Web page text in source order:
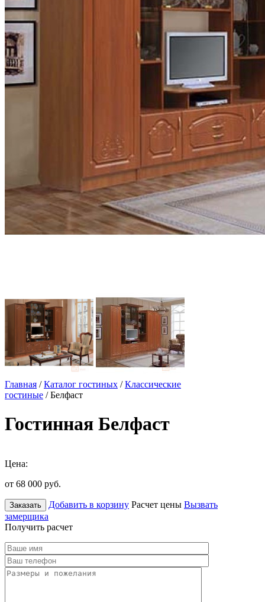
Главная /Каталог гостиных /Классические
гостиные / Белфаст
Гостинная Белфаст
Цена:
от 68 000 руб.
Заказать Добавить в корзину Расчет цены Вызвать
замерщика
Получить расчет